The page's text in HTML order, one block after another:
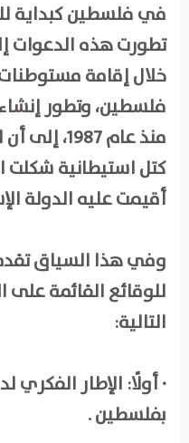
في فلسطين كبداية
تطورت هذه الدعوات
خلال إقامة
فلسطين، وتطور
منذ عام
كتل استيطانية شكلت
أقيمت عليه الدولة
وفي هذا السياق
للوقائع القائمة على
التالية:
· أولًا: الإطار
بفلسطين .